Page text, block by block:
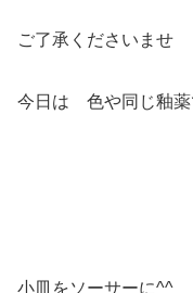
ご了承くださいませ
今日は 色や同じ釉薬
小皿をソーサーに^^